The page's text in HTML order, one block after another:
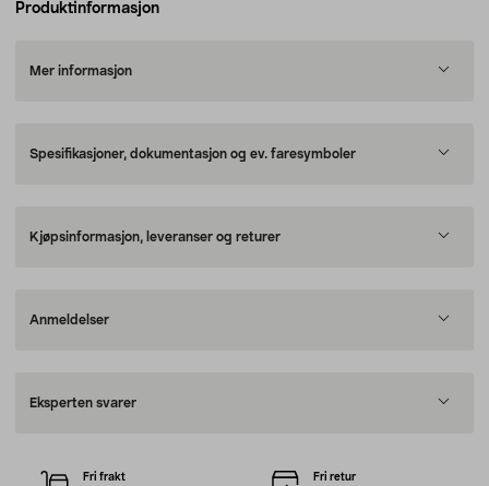
Produktinformasjon
Mer informasjon
Spesifikasjoner, dokumentasjon og ev. faresymboler
Kjøpsinformasjon, leveranser og returer
Anmeldelser
Eksperten svarer
Fri frakt Fri retur